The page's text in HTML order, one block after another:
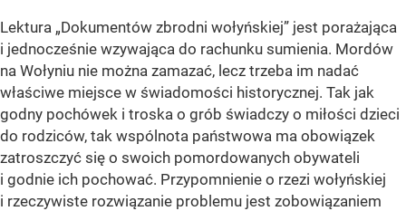
Lektura „Dokumentów zbrodni wołyńskiej” jest porażająca
i jednocześnie wzywająca do rachunku sumienia. Mordów
na Wołyniu nie można zamazać, lecz trzeba im nadać
właściwe miejsce w świadomości historycznej. Tak jak
godny pochówek i troska o grób świadczy o miłości dzieci
do rodziców, tak wspólnota państwowa ma obowiązek
zatroszczyć się o swoich pomordowanych obywateli
i godnie ich pochować. Przypomnienie o rzezi wołyńskiej
i rzeczywiste rozwiązanie problemu jest zobowiązaniem